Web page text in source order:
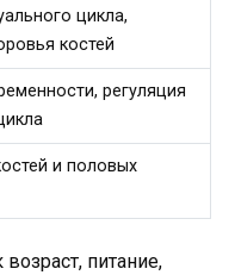
цикла,
костей
регуляция
и половых
питание,